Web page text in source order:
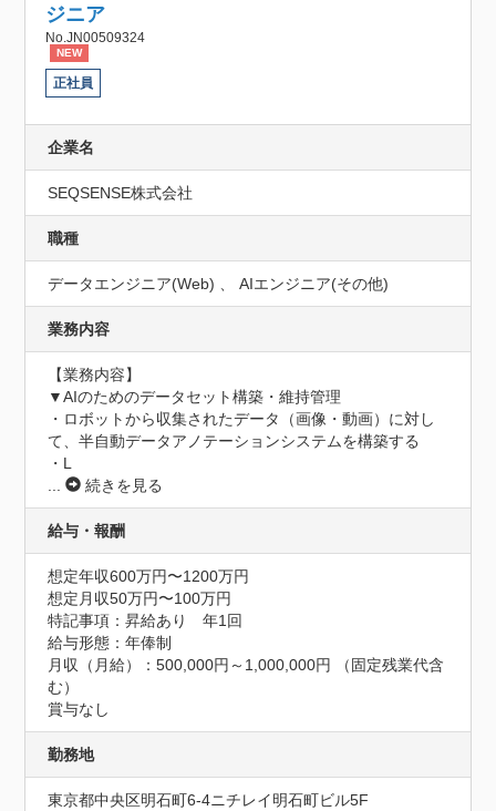
ジニア
No.JN00509324
NEW
正社員
企業名
SEQSENSE株式会社
職種
データエンジニア(Web) 、 AIエンジニア(その他)
業務内容
【業務内容】
▼AIのためのデータセット構築・維持管理
・ロボットから収集されたデータ（画像・動画）に対し
て、半自動データアノテーションシステムを構築する
・L
...
続きを見る
給与・報酬
想定年収600万円〜1200万円
想定月収50万円〜100万円
特記事項：昇給あり　年1回
給与形態：年俸制
月収（月給）：500,000円～1,000,000円 （固定残業代含
む）
賞与なし
勤務地
東京都中央区明石町6-4ニチレイ明石町ビル5F